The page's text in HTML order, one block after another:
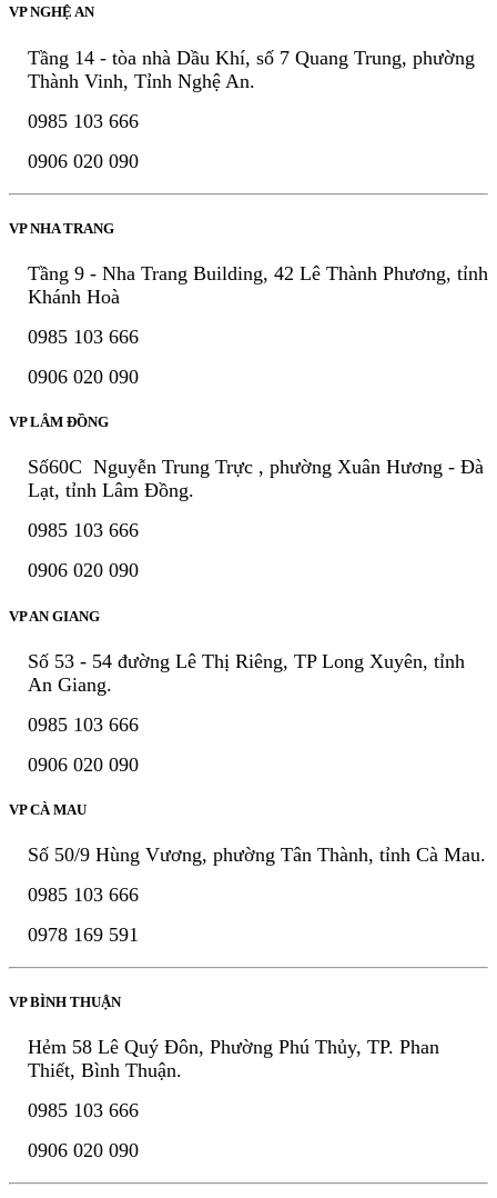
VP NGHỆ AN
Tầng 14 - tòa nhà Dầu Khí, số 7 Quang Trung, phường
Thành Vinh, Tỉnh Nghệ An.
0985 103 666
0906 020 090
VP NHA TRANG
Tầng 9 - Nha Trang Building, 42 Lê Thành Phương, tỉnh
Khánh Hoà
0985 103 666
0906 020 090
VP LÂM ĐỒNG
Số60C Nguyễn Trung Trực , phường Xuân Hương - Đà
Lạt, tỉnh Lâm Đồng.
0985 103 666
0906 020 090
VP AN GIANG
Số 53 - 54 đường Lê Thị Riêng, TP Long Xuyên, tỉnh
An Giang.
0985 103 666
0906 020 090
VP CÀ MAU
Số 50/9 Hùng Vương, phường Tân Thành, tỉnh Cà Mau.
0985 103 666
0978 169 591
VP BÌNH THUẬN
Hẻm 58 Lê Quý Đôn, Phường Phú Thủy, TP. Phan
Thiết, Bình Thuận.
0985 103 666
0906 020 090